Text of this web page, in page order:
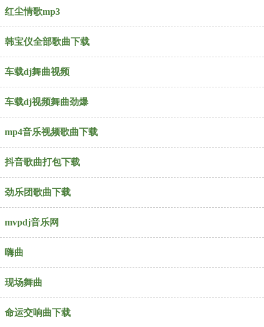
红尘情歌mp3
韩宝仪全部歌曲下载
车载dj舞曲视频
车载dj视频舞曲劲爆
mp4音乐视频歌曲下载
抖音歌曲打包下载
劲乐团歌曲下载
mvpdj音乐网
嗨曲
现场舞曲
命运交响曲下载